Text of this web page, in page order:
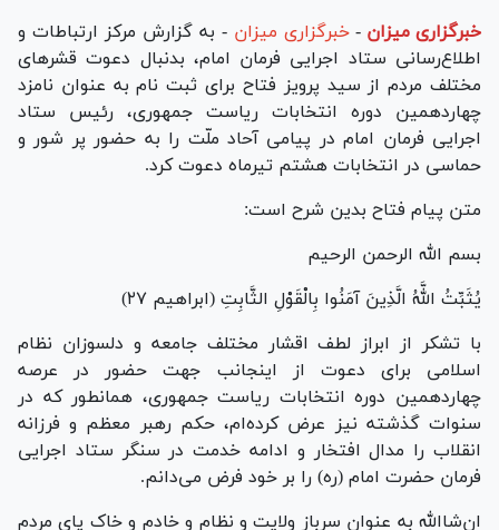
خبرگزاری میزان - خبرگزاری میزان - به گزارش مرکز ارتباطات و
اطلاع‌رسانی ستاد اجرایی فرمان امام، بدنبال دعوت قشر‌های
مختلف مردم از سید پرویز فتاح برای ثبت نام به عنوان نامزد
چهاردهمین دوره انتخابات ریاست جمهوری، رئیس ستاد
اجرایی فرمان امام در پیامی آحاد ملّت را به حضور پر شور و
حماسی در انتخابات هشتم تیرماه دعوت کرد.
متن پیام فتاح بدین شرح است:
بسم الله الرحمن الرحیم
یُثَبِّتُ اللَّهُ الَّذِینَ آمَنُوا بِالْقَوْلِ الثَّابِتِ (ابراهیم ۲۷)
با تشکر از ابراز لطف اقشار مختلف جامعه و دلسوزان نظام
اسلامی برای دعوت از اینجانب جهت حضور در عرصه
چهاردهمین دوره انتخابات ریاست جمهوری، همانطور که در
سنوات گذشته نیز عرض کرده‌ام، حکم رهبر معظم و فرزانه
انقلاب را مدال افتخار و ادامه خدمت در سنگر ستاد اجرایی
فرمان حضرت امام (ره) را بر خود فرض می‌دانم.
ان‌شاالله به عنوان سرباز ولایت و نظام و خادم و خاک پای مردم